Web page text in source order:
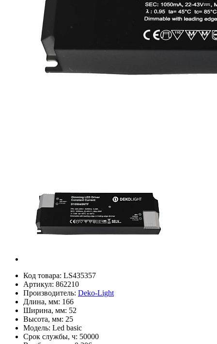
Код товара: LS435357
Артикул: 862210
Производитель: Deko-Light
Длина, мм: 166
Ширина, мм: 52
Высота, мм: 25
Модель: Led basic
Срок службы, ч: 50000